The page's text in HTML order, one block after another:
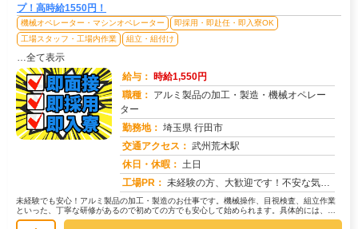
プ！高時給1550円！
機械オペレーター・マシンオペレーター
即採用・即赴任・即入寮OK
工場スタッフ・工場内作業
組立・組付け
…全て表示
給与： 時給1,550円
職種： アルミ製品の加工・製造・機械オペレー
ター
勤務地： 埼玉県 行田市
交通アクセス： 武州荒木駅
休日・休暇： 土日
工場PR： 未経験の方、大歓迎です！不安な気持ち、よく分かります。でも大丈夫！→全国各地の仕事から、あなたにピッタリのお仕事を...
未経験でも安心！アルミ製品の加工・製造のお仕事です。機械操作、目視検査、組立作業
といった、丁寧な研修があるので初めての方でも安心して始められます。具体的には、機
械を使ってアルミ製品を加工したり、...